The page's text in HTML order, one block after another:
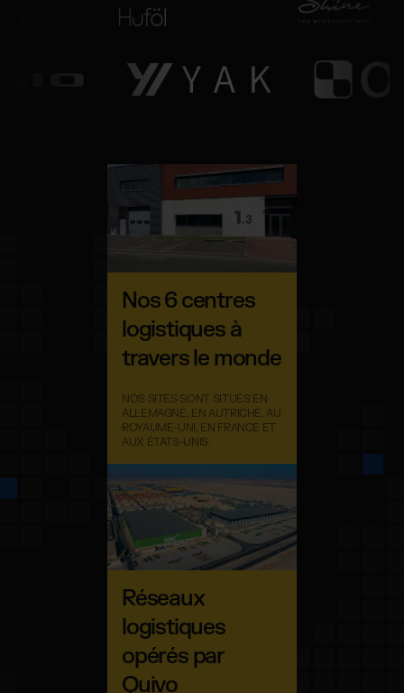
Nos 6 centres
logistiques à
travers le monde
NOS SITES SONT SITUÉS EN
ALLEMAGNE, EN AUTRICHE, AU
ROYAUME-UNI, EN FRANCE ET
AUX ÉTATS-UNIS.
Réseaux
logistiques
opérés par
Quivo